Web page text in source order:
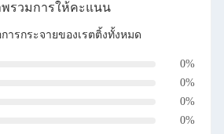
รวมการให้คะแนน
ารกระจายของเรตติ้งทั้งหมด
0%
0%
0%
0%